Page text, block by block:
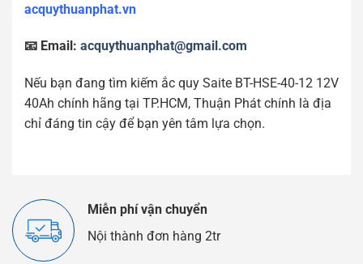
acquythuanphat.vn
📧 Email: acquythuanphat@gmail.com
Nếu bạn đang tìm kiếm ắc quy Saite BT-HSE-40-12 12V
40Ah chính hãng tại TP.HCM, Thuận Phát chính là địa
chỉ đáng tin cậy để bạn yên tâm lựa chọn.
Miễn phí vận chuyển
Nội thành đơn hàng 2tr